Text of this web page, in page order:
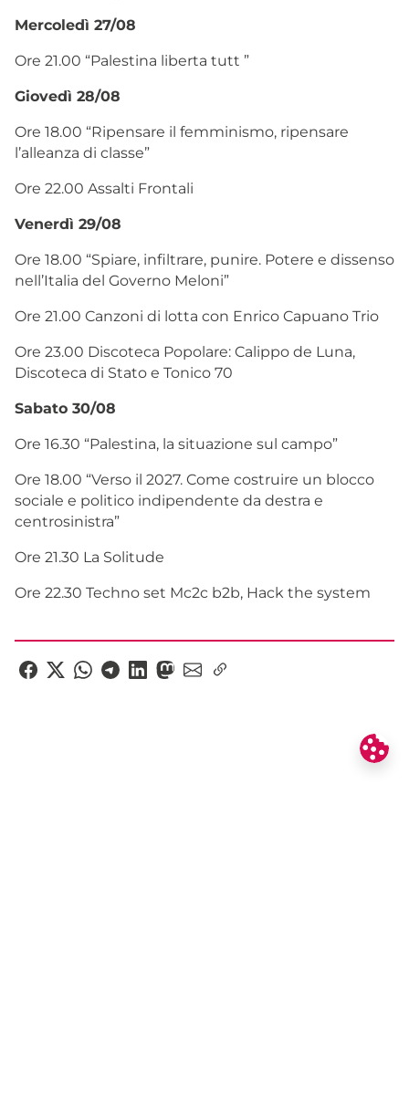
Mercoledì 27/08
Ore 21.00 “Palestina liberta tutt ”
Giovedì 28/08
Ore 18.00 “Ripensare il femminismo, ripensare
l’alleanza di classe”
Ore 22.00 Assalti Frontali
Venerdì 29/08
Ore 18.00 “Spiare, infiltrare, punire. Potere e dissenso
nell’Italia del Governo Meloni”
Ore 21.00 Canzoni di lotta con Enrico Capuano Trio
Ore 23.00 Discoteca Popolare: Calippo de Luna,
Discoteca di Stato e Tonico 70
Sabato 30/08
Ore 16.30 “Palestina, la situazione sul campo”
Ore 18.00 “Verso il 2027. Come costruire un blocco
sociale e politico indipendente da destra e
centrosinistra”
Ore 21.30 La Solitude
Ore 22.30 Techno set Mc2c b2b, Hack the system